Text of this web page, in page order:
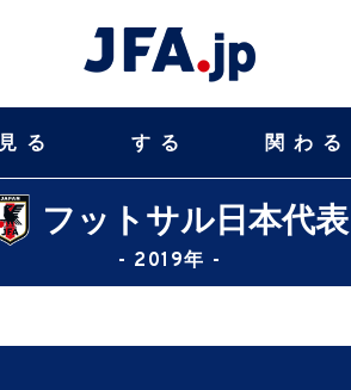
見る する 関わる
フットサル日本代表
- 2019年 -